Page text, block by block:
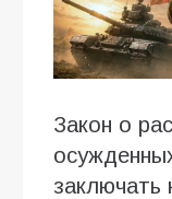
Закон о
заключать